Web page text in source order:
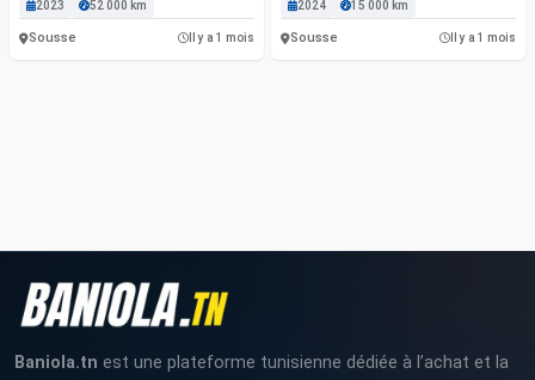
2023 52 000 km
Sousse Il y a 1 mois
2024 15 000 km
Sousse Il y a 1 mois
Baniola.tn est une plateforme tunisienne dédiée à l’achat et la